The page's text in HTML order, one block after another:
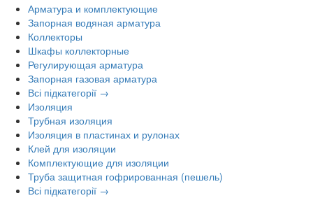
Арматура и комплектующие
Запорная водяная арматура
Коллекторы
Шкафы коллекторные
Регулирующая арматура
Запорная газовая арматура
Всі підкатегорії →
Изоляция
Трубная изоляция
Изоляция в пластинах и рулонах
Клей для изоляции
Комплектующие для изоляции
Труба защитная гофрированная (пешель)
Всі підкатегорії →